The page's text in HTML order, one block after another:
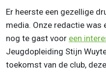
Er heerste een gezellige
media. Onze redactie was
nog te gast voor een
Jeugdopleiding Stijn
toekomst van de club,